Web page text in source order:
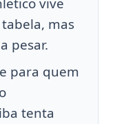
mas
pesar.
para quem
tenta